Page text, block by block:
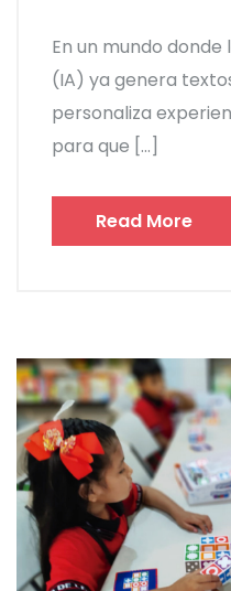
En un mundo
(IA) ya genera
personaliza
para que […]
Read More